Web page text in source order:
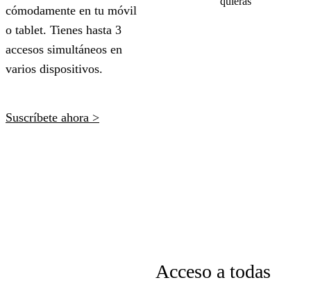
cómodamente en tu móvil
o tablet. Tienes hasta 3
accesos simultáneos en
varios dispositivos.
Suscríbete ahora >
Acceso a todas